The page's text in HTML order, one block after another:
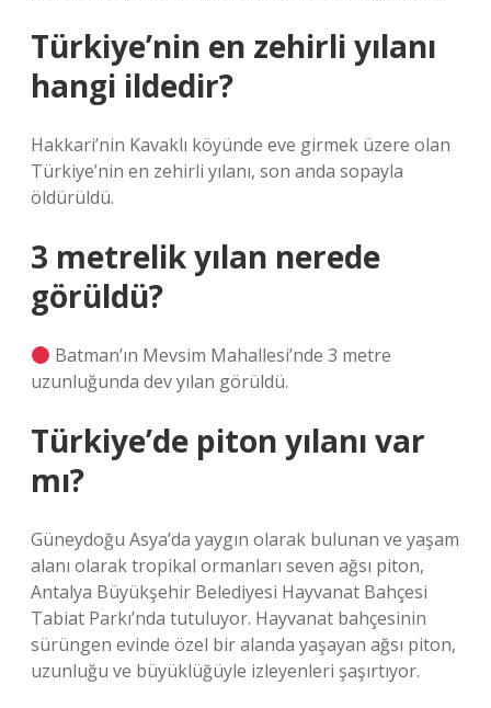
Türkiye’nin en zehirli yılanı
hangi ildedir?
Hakkari’nin Kavaklı köyünde eve girmek üzere olan
Türkiye’nin en zehirli yılanı, son anda sopayla
öldürüldü.
3 metrelik yılan nerede
görüldü?
Batman’ın Mevsim Mahallesi’nde 3 metre
uzunluğunda dev yılan görüldü.
Türkiye’de piton yılanı var
mı?
Güneydoğu Asya’da yaygın olarak bulunan ve yaşam
alanı olarak tropikal ormanları seven ağsı piton,
Antalya Büyükşehir Belediyesi Hayvanat Bahçesi
Tabiat Parkı’nda tutuluyor. Hayvanat bahçesinin
sürüngen evinde özel bir alanda yaşayan ağsı piton,
uzunluğu ve büyüklüğüyle izleyenleri şaşırtıyor.